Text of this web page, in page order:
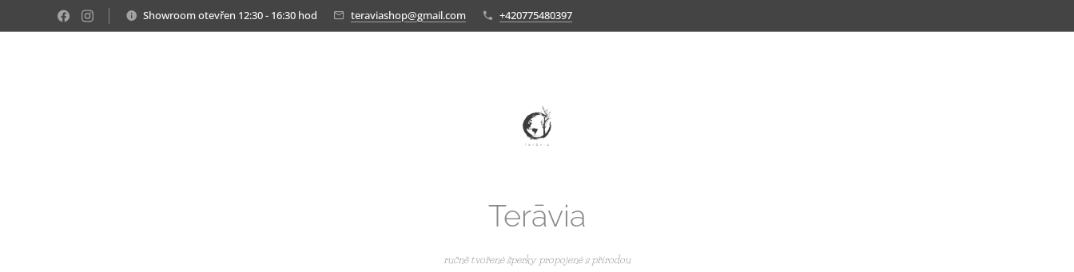
Showroom otevřen 12:30 - 16:30 hod teraviashop@gmail.com +420775480397
Terāvia
ručně tvořené šperky propojené s přírodou